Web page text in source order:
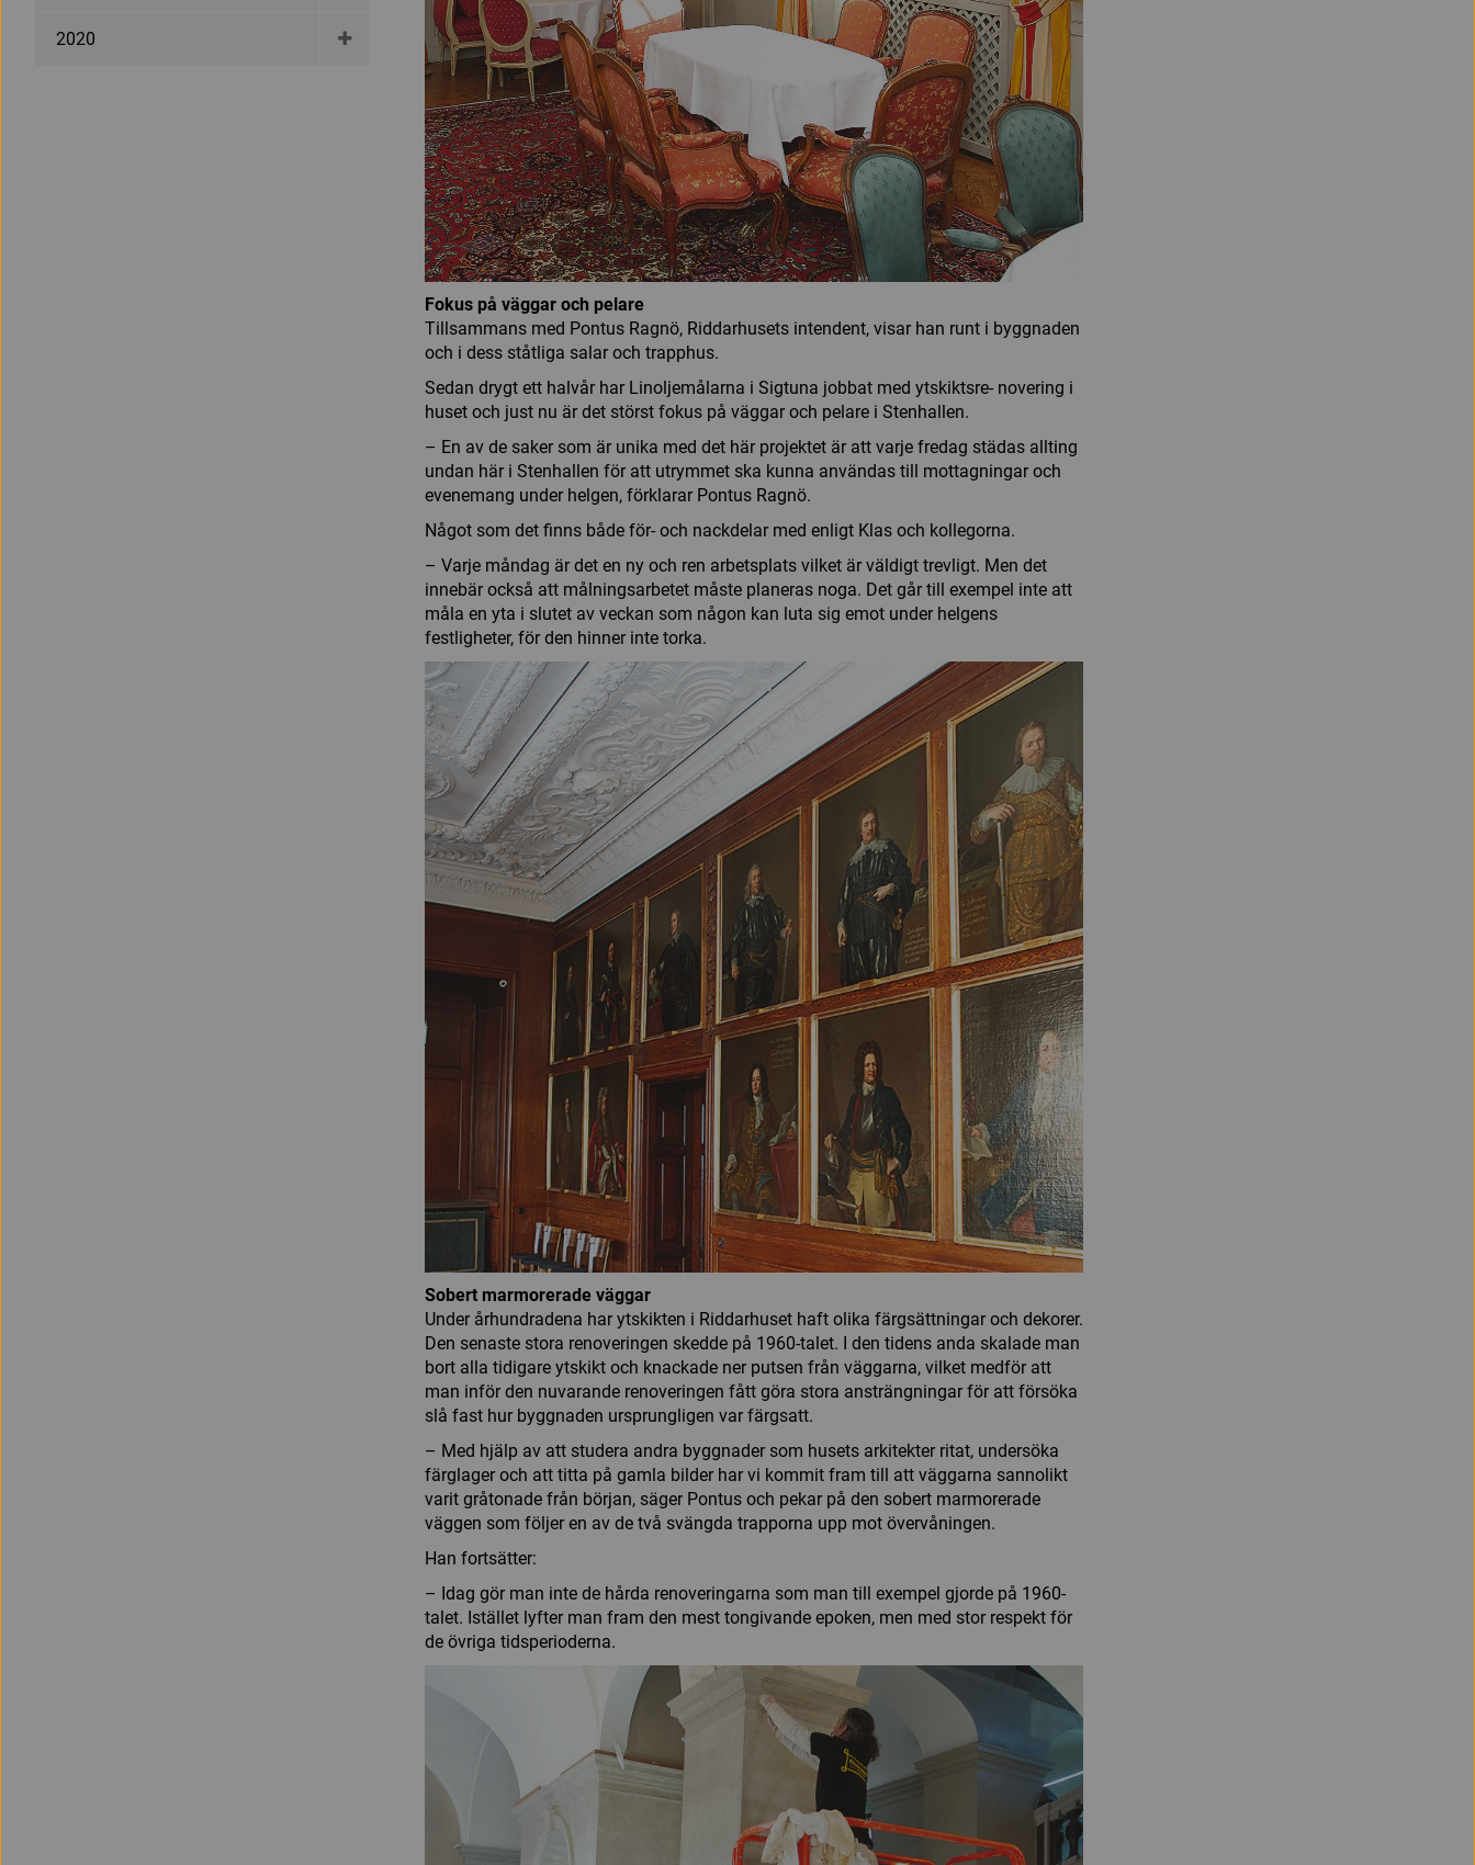
2020
Fokus på väggar och pelare
Tillsammans med Pontus Ragnö, Riddarhusets intendent, visar han runt i byggnaden
och i dess ståtliga salar och trapphus.
Sedan drygt ett halvår har Linoljemålarna i Sigtuna jobbat med ytskiktsre- novering i
huset och just nu är det störst fokus på väggar och pelare i Stenhallen.
– En av de saker som är unika med det här projektet är att varje fredag städas allting
undan här i Stenhallen för att utrymmet ska kunna användas till mottagningar och
evenemang under helgen, förklarar Pontus Ragnö.
Något som det finns både för- och nackdelar med enligt Klas och kollegorna.
– Varje måndag är det en ny och ren arbetsplats vilket är väldigt trevligt. Men det
innebär också att målningsarbetet måste planeras noga. Det går till exempel inte att
måla en yta i slutet av veckan som någon kan luta sig emot under helgens
festligheter, för den hinner inte torka.
Sobert marmorerade väggar
Under århundradena har ytskikten i Riddarhuset haft olika färgsättningar och dekorer.
Den senaste stora renoveringen skedde på 1960-talet. I den tidens anda skalade man
bort alla tidigare ytskikt och knackade ner putsen från väggarna, vilket medför att
man inför den nuvarande renoveringen fått göra stora ansträngningar för att försöka
slå fast hur byggnaden ursprungligen var färgsatt.
– Med hjälp av att studera andra byggnader som husets arkitekter ritat, undersöka
färglager och att titta på gamla bilder har vi kommit fram till att väggarna sannolikt
varit gråtonade från början, säger Pontus och pekar på den sobert marmorerade
väggen som följer en av de två svängda trapporna upp mot övervåningen.
Han fortsätter:
– Idag gör man inte de hårda renoveringarna som man till exempel gjorde på 1960-
talet. Istället lyfter man fram den mest tongivande epoken, men med stor respekt för
de övriga tidsperioderna.